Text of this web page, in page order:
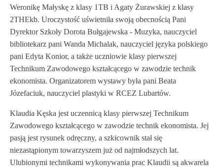
Weronikę Małyskę z klasy 1TB i Agaty Żurawskiej z klasy
2THEkb. Uroczystość uświetniła swoją obecnością Pani
Dyrektor Szkoły Dorota Bułgajewska - Muzyka, nauczyciel
bibliotekarz pani Wanda Michalak, nauczyciel języka polskiego
pani Edyta Konior, a także uczniowie klasy pierwszej
Technikum Zawodowego kształcącego w zawodzie technik
ekonomista. Organizatorem wystawy była pani Beata
Józefaciuk, nauczyciel plastyki w RCEZ Lubartów.
Klaudia Kęska jest uczennicą klasy pierwszej Technikum
Zawodowego kształcącego w zawodzie technik ekonomista. Jej
pasją jest rysunek odręczny, a szkicownik stał się
niezastąpionym towarzyszem już od najmłodszych lat.
Ulubionymi technikami wykonywania prac Klaudii są akwarela